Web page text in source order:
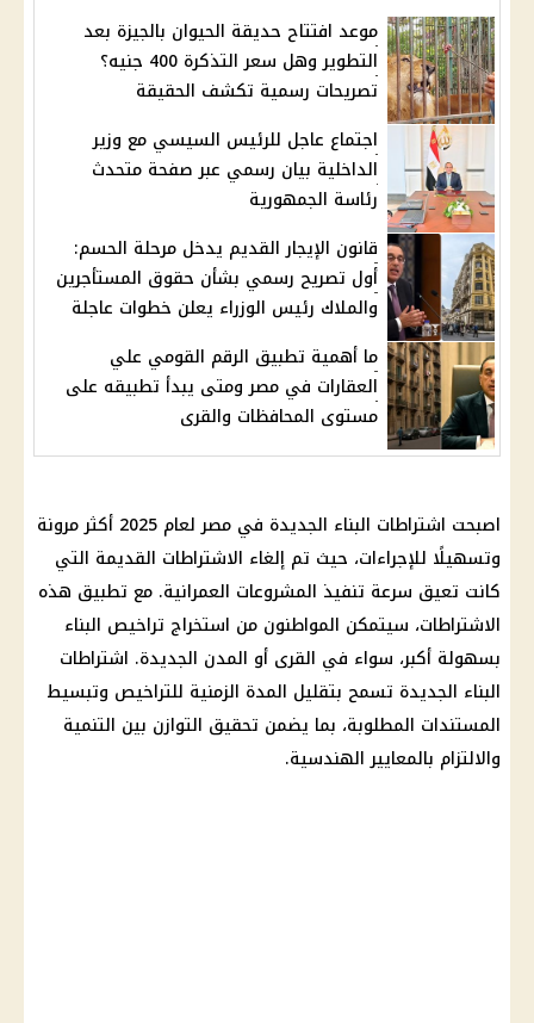
موعد افتتاح حديقة الحيوان بالجيزة بعد
التطوير وهل سعر التذكرة 400 جنيه؟
تصريحات رسمية تكشف الحقيقة
اجتماع عاجل للرئيس السيسي مع وزير
الداخلية بيان رسمي عبر صفحة متحدث
رئاسة الجمهورية
قانون الإيجار القديم يدخل مرحلة الحسم:
أول تصريح رسمي بشأن حقوق المستأجرين
والملاك رئيس الوزراء يعلن خطوات عاجلة
ما أهمية تطبيق الرقم القومي علي
العقارات في مصر ومتى يبدأ تطبيقه على
مستوى المحافظات والقرى
اصبحت اشتراطات البناء الجديدة في مصر لعام 2025 أكثر مرونة
وتسهيلًا للإجراءات، حيث تم إلغاء الاشتراطات القديمة التي
كانت تعيق سرعة تنفيذ المشروعات العمرانية. مع تطبيق هذه
الاشتراطات، سيتمكن المواطنون من استخراج تراخيص البناء
بسهولة أكبر، سواء في القرى أو المدن الجديدة. اشتراطات
البناء الجديدة تسمح بتقليل المدة الزمنية للتراخيص وتبسيط
المستندات المطلوبة، بما يضمن تحقيق التوازن بين التنمية
والالتزام بالمعايير الهندسية.